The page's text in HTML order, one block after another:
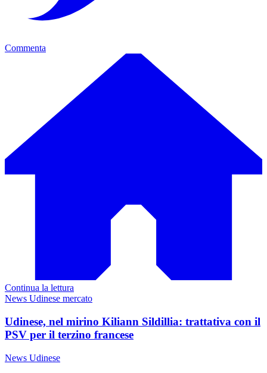
Commenta
Continua la lettura
News Udinese mercato
Udinese, nel mirino Kiliann Sildillia: trattativa con il
PSV per il terzino francese
News Udinese